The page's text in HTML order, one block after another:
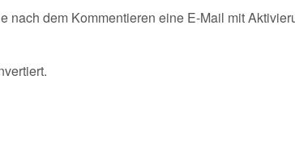
nach dem Kommentieren eine E-Mail mit